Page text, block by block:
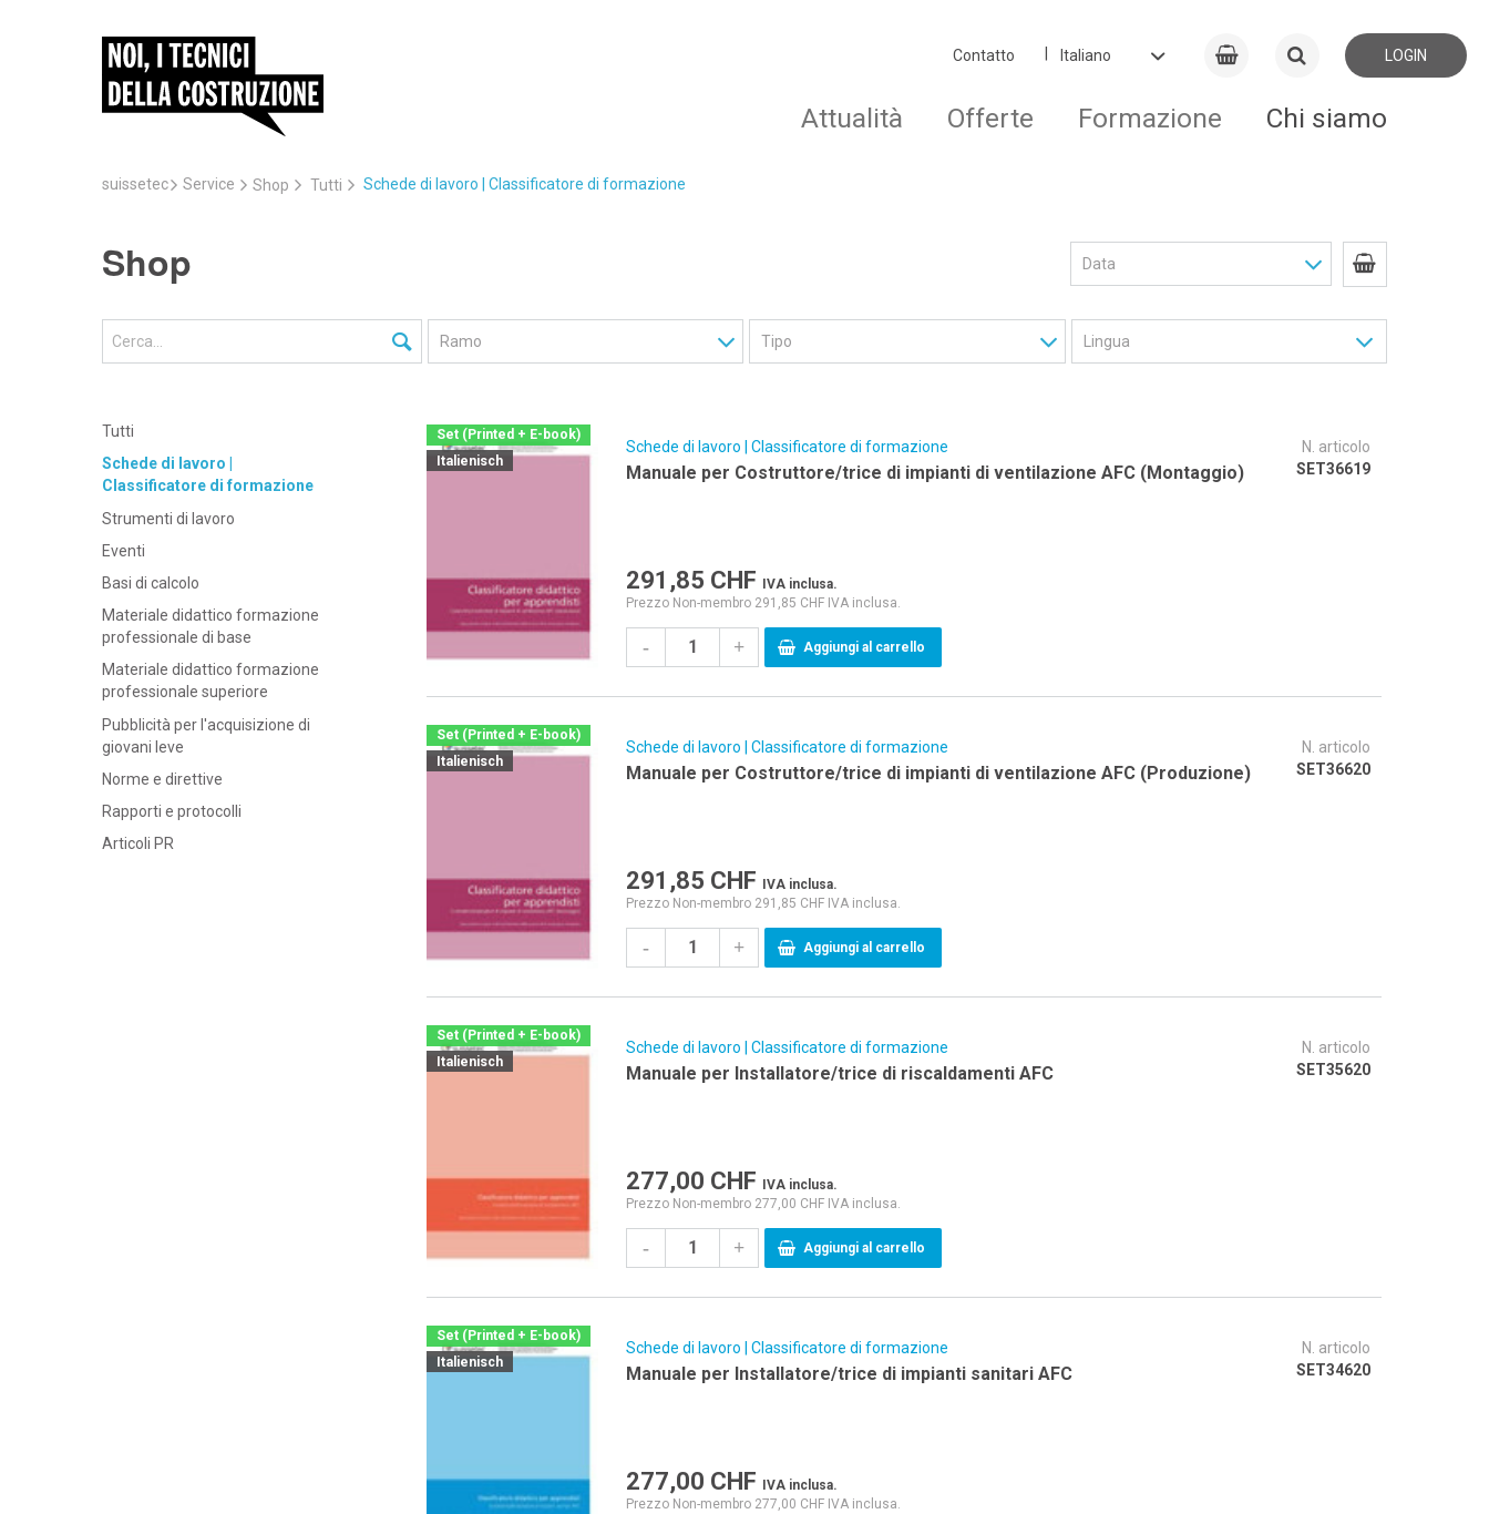
Contatto LOGIN
Attualità Offerte Formazione Chi siamo
suissetec Service Shop Tutti Schede di lavoro | Classificatore di formazione
Shop
Tutti
Schede di lavoro |
Classificatore di formazione
Strumenti di lavoro
Eventi
Basi di calcolo
Materiale didattico formazione
professionale di base
Materiale didattico formazione
professionale superiore
Pubblicità per l'acquisizione di
giovani leve
Norme e direttive
Rapporti e protocolli
Articoli PR
N. articolo
SET36619
Set (Printed + E-book)
Italienisch
Schede di lavoro | Classificatore di formazione
Manuale per Costruttore/trice di impianti di ventilazione AFC (Montaggio)
291,85 CHF
IVA inclusa.
Prezzo Non-membro 291,85 CHF IVA inclusa.
- + Aggiungi al carrello
N. articolo
SET36620
Set (Printed + E-book)
Italienisch
Schede di lavoro | Classificatore di formazione
Manuale per Costruttore/trice di impianti di ventilazione AFC (Produzione)
291,85 CHF
IVA inclusa.
Prezzo Non-membro 291,85 CHF IVA inclusa.
- + Aggiungi al carrello
N. articolo
SET35620
Set (Printed + E-book)
Italienisch
Schede di lavoro | Classificatore di formazione
Manuale per Installatore/trice di riscaldamenti AFC
277,00 CHF
IVA inclusa.
Prezzo Non-membro 277,00 CHF IVA inclusa.
- + Aggiungi al carrello
N. articolo
SET34620
Set (Printed + E-book)
Italienisch
Schede di lavoro | Classificatore di formazione
Manuale per Installatore/trice di impianti sanitari AFC
277,00 CHF
IVA inclusa.
Prezzo Non-membro 277,00 CHF IVA inclusa.